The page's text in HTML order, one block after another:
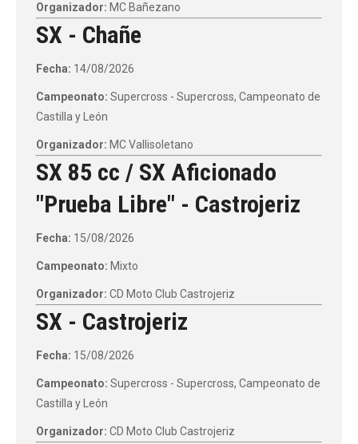
Organizador: MC Bañezano
SX - Chañe
Fecha: 14/08/2026
Campeonato: Supercross - Supercross, Campeonato de
Castilla y León
Organizador: MC Vallisoletano
SX 85 cc / SX Aficionado
"Prueba Libre" - Castrojeriz
Fecha: 15/08/2026
Campeonato: Mixto
Organizador: CD Moto Club Castrojeriz
SX - Castrojeriz
Fecha: 15/08/2026
Campeonato: Supercross - Supercross, Campeonato de
Castilla y León
Organizador: CD Moto Club Castrojeriz